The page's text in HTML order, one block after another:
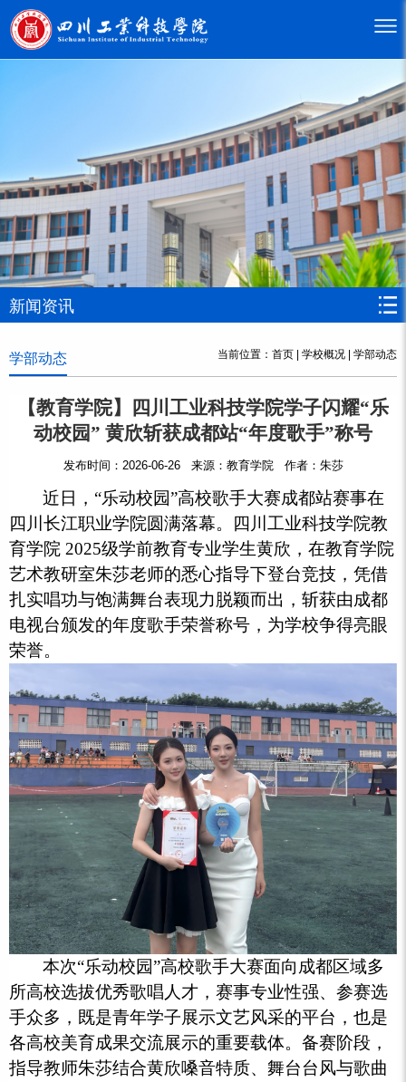
新闻资讯
学部动态 当前位置： 首页 | 学校概况 | 学部动态
【教育学院】四川工业科技学院学子闪耀“乐
动校园” 黄欣斩获成都站“年度歌手”称号
发布时间：2026-06-26 来源：教育学院 作者：朱莎
近日，“乐动校园”高校歌手大赛成都站赛事在
四川长江职业学院圆满落幕。四川工业科技学院教
育学院 2025级学前教育专业学生黄欣，在教育学院
艺术教研室朱莎老师的悉心指导下登台竞技，凭借
扎实唱功与饱满舞台表现力脱颖而出，斩获由成都
电视台颁发的年度歌手荣誉称号，为学校争得亮眼
荣誉。
本次“乐动校园”高校歌手大赛面向成都区域多
所高校选拔优秀歌唱人才，赛事专业性强、参赛选
手众多，既是青年学子展示文艺风采的平台，也是
各高校美育成果交流展示的重要载体。备赛阶段，
指导教师朱莎结合黄欣嗓音特质、舞台台风与歌曲